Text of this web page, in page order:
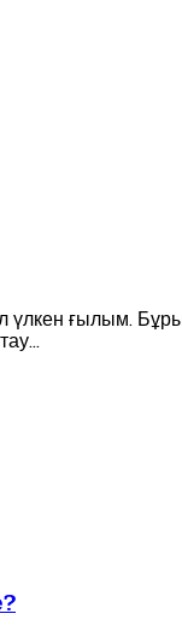
үлкен ғылым.